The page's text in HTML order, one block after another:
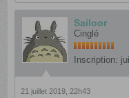
Sailoor
Cinglé
Inscription:
21 juillet 2019, 22h43